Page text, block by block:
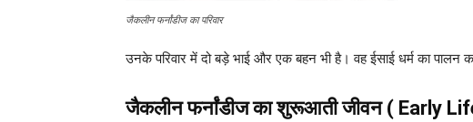
जैकलीन फर्नांडीज का परिवार
उनके परिवार में दो बड़े भाई और एक बहन भी है। वह ईसाई धर्म का
जैकलीन फर्नांडीज का शुरूआती जीवन ( Early